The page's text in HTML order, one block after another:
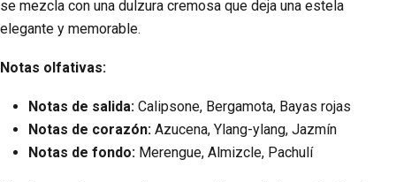
se mezcla con una dulzura cremosa que deja una estela
elegante y memorable.
Notas olfativas:
Notas de salida: Calipsone, Bergamota, Bayas rojas
Notas de corazón: Azucena, Ylang-ylang, Jazmín
Notas de fondo: Merengue, Almizcle, Pachulí